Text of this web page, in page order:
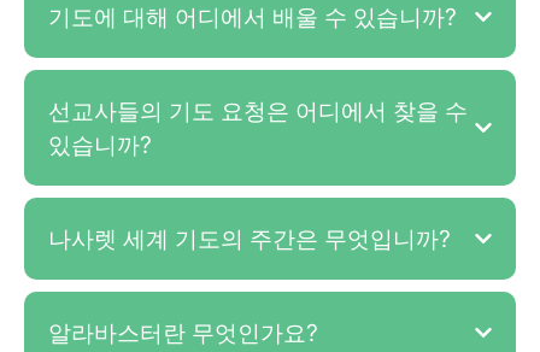
기도에 대해 어디에서 배울 수 있습니까?
선교사들의 기도 요청은 어디에서 찾을 수
있습니까?
나사렛 세계 기도의 주간은 무엇입니까?
알라바스터란 무엇인가요?